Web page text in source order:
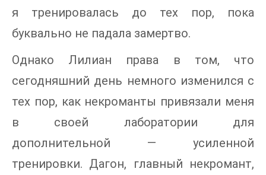
я тренировалась до тех пор, пока
буквально не падала замертво.
Однако Лилиан права в том, что
сегодняшний день немного изменился с
тех пор, как некроманты привязали меня
в своей лаборатории для
дополнительной — усиленной
тренировки. Дагон, главный некромант,